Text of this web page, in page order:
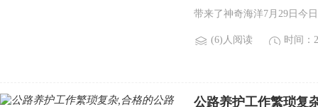
带来了神奇海洋7月29日今
(6)人阅读 时间：
公路养护工作繁琐复